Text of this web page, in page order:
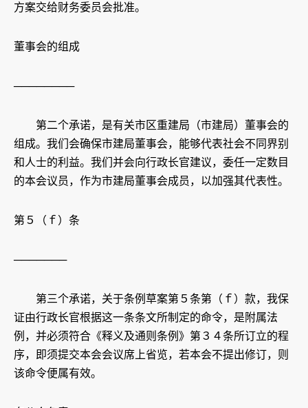
方案交给财务委员会批准。
董事会的组成
────────
第二个承诺，是有关市区重建局（市建局）董事会的
组成。我们会确保市建局董事会，能够代表社会不同界别
和人士的利益。我们并会向行政长官建议，委任一定数目
的本会议员，作为市建局董事会成员，以加强其代表性。
第５（ｆ）条
───────
第三个承诺，关于条例草案第５条第（ｆ）款，我保
证由行政长官根据这一条条文所制定的命令，是附属法
例，并必须符合《释义及通则条例》第３４条所订立的程
序，即须提交本会会议席上省览，若本会不提出修订，则
该命令便属有效。